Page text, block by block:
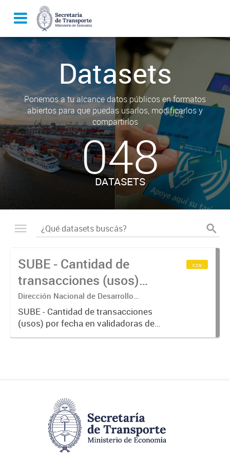
Datasets
Ponemos a tu alcance datos públicos en formatos
abiertos para que puedas usarlos, modificarlos y
compartirlos
048
DATASETS
SUBE - Cantidad de
transacciones (usos)
por fecha
Dirección Nacional de Desarrollo
Tecnológico - Ministerio de Transporte.
SUBE - Cantidad de transacciones
(usos) por fecha en validadoras de
la red SUBE.
csv